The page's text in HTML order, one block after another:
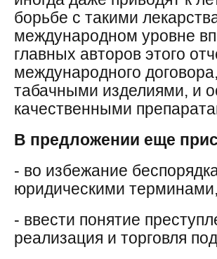
борьбе с такими
международном уровне
главных авторов этого
международного
табачными изделиями, и
качественными
В предложении еще
- во избежание
юридическими
- ввести понятие
реализация и торговля